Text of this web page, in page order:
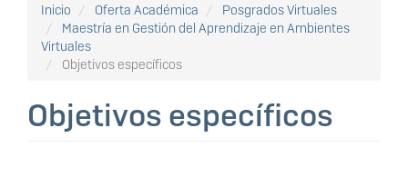
Inicio Oferta Académica
Posgrados Virtuales
Maestría en Gestión del Aprendizaje en Ambientes
Virtuales
Objetivos específicos
Objetivos específicos